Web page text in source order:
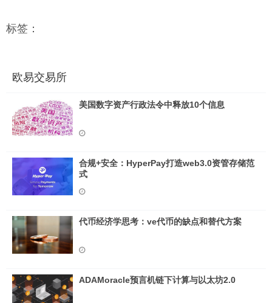
标签：
欧易交易所
美国数字资产行政法令中释放10个信息
合规+安全：HyperPay打造web3.0资管存储范
式
代币经济学思考：ve代币的缺点和替代方案
ADAMoracle预言机链下计算与以太坊2.0